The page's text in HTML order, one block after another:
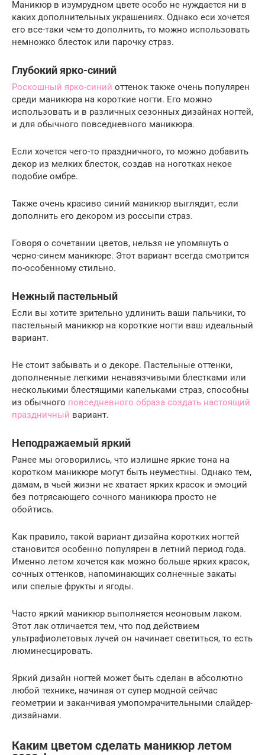
Маникюр в изумрудном цвете особо не нуждается ни в
каких дополнительных украшениях. Однако еси хочется
его все-таки чем-то дополнить, то можно использовать
немножко блесток или парочку страз.
Глубокий ярко-синий
Роскошный ярко-синий оттенок также очень популярен
среди маникюра на короткие ногти. Его можно
использовать и в различных сезонных дизайнах ногтей,
и для обычного повседневного маникюра.
Если хочется чего-то праздничного, то можно добавить
декор из мелких блесток, создав на ноготках некое
подобие омбре.
Также очень красиво синий маникюр выглядит, если
дополнить его декором из россыпи страз.
Говоря о сочетании цветов, нельзя не упомянуть о
черно-синем маникюре. Этот вариант всегда смотрится
по-особенному стильно.
Нежный пастельный
Если вы хотите зрительно удлинить ваши пальчики, то
пастельный маникюр на короткие ногти ваш идеальный
вариант.
Не стоит забывать и о декоре. Пастельные оттенки,
дополненные легкими ненавязчивыми блестками или
несколькими блестящими капельками страз, способны
из обычного повседневного образа создать настоящий
праздничный вариант.
Неподражаемый яркий
Ранее мы оговорились, что излишне яркие тона на
коротком маникюре могут быть неуместны. Однако тем,
дамам, в чьей жизни не хватает ярких красок и эмоций
без потрясающего сочного маникюра просто не
обойтись.
Как правило, такой вариант дизайна коротких ногтей
становится особенно популярен в летний период года.
Именно летом хочется как можно больше ярких красок,
сочных оттенков, напоминающих солнечные закаты
или спелые фрукты и ягоды.
Часто яркий маникюр выполняется неоновым лаком.
Этот лак отличается тем, что под действием
ультрафиолетовых лучей он начинает светиться, то есть
люминесцировать.
Яркий дизайн ногтей может быть сделан в абсолютно
любой технике, начиная от супер модной сейчас
геометрии и заканчивая умопомрачительными слайдер-
дизайнами.
Каким цветом сделать маникюр летом